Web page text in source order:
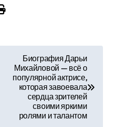
Биография Дарьи
Михайловой — всё о
популярной актрисе,
которая завоевала
сердца зрителей
своими яркими
ролями и талантом